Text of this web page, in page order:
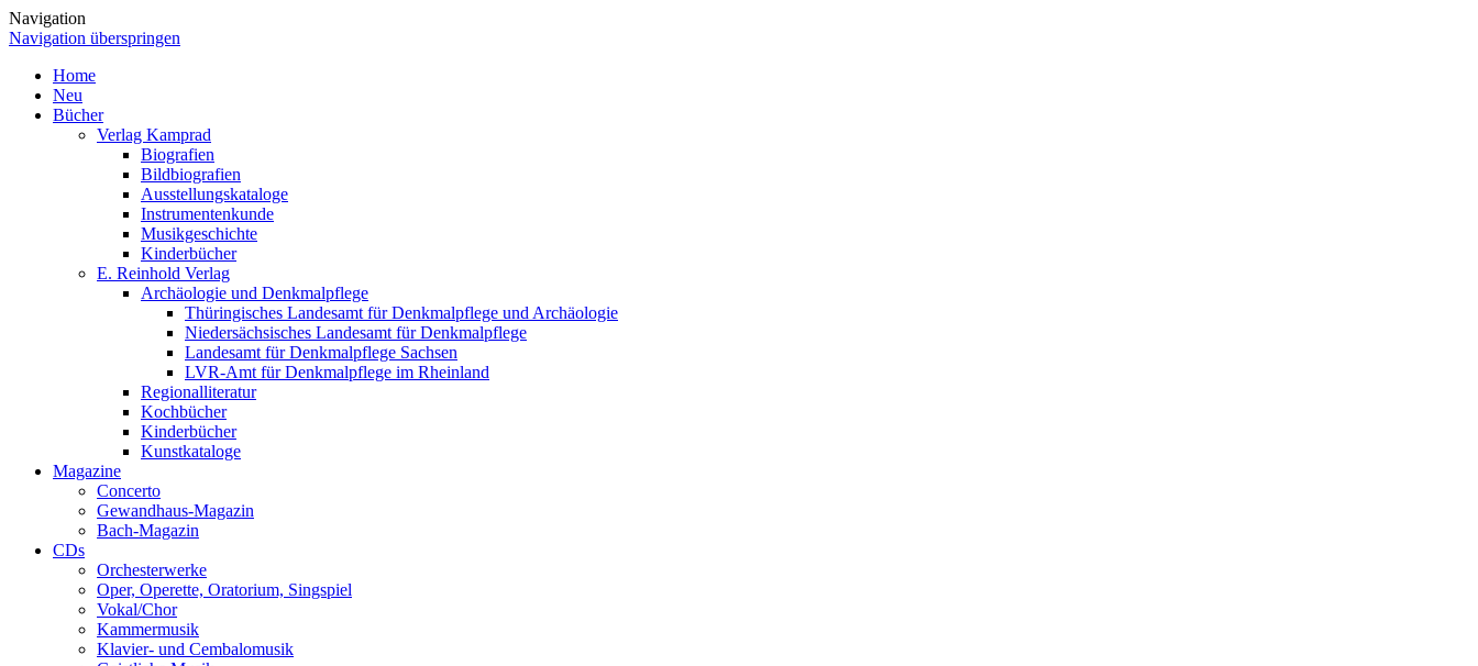
Navigation
Navigation überspringen
Home
Neu
Bücher
Verlag Kamprad
Biografien
Bildbiografien
Ausstellungskataloge
Instrumentenkunde
Musikgeschichte
Kinderbücher
E. Reinhold Verlag
Archäologie und Denkmalpflege
Thüringisches Landesamt für Denkmalpflege und Archäologie
Niedersächsisches Landesamt für Denkmalpflege
Landesamt für Denkmalpflege Sachsen
LVR-Amt für Denkmalpflege im Rheinland
Regionalliteratur
Kochbücher
Kinderbücher
Kunstkataloge
Magazine
Concerto
Gewandhaus-Magazin
Bach-Magazin
CDs
Orchesterwerke
Oper, Operette, Oratorium, Singspiel
Vokal/Chor
Kammermusik
Klavier- und Cembalomusik